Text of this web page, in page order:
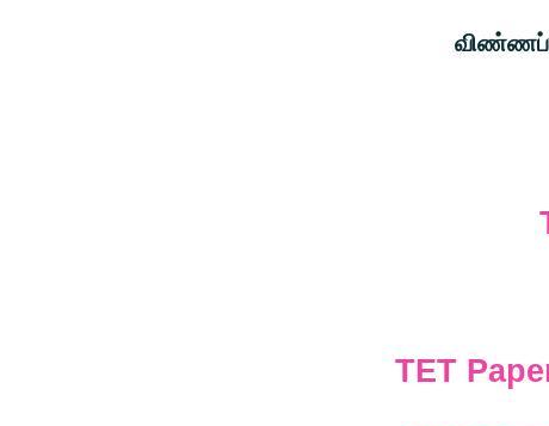
விண்ணப்பக்
Rs. 300 for
TET